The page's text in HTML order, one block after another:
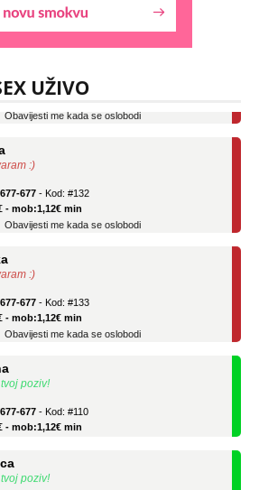
UŽIVO
- mob:1,12€ min
:)
- mob:1,12€ min
Obavijesti me kada se oslobodi
:)
- mob:1,12€ min
Obavijesti me kada se oslobodi
poziv!
- mob:1,12€ min
poziv!